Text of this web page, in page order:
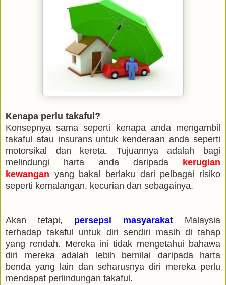
Kenapa perlu takaful?
Konsepnya sama seperti kenapa anda mengambil
takaful atau insurans untuk kenderaan anda seperti
motorsikal dan kereta. Tujuannya adalah bagi
melindungi harta anda daripada kerugian
kewangan yang bakal berlaku dari pelbagai risiko
seperti kemalangan, kecurian dan sebagainya.
Akan tetapi, persepsi masyarakat Malaysia
terhadap takaful untuk diri sendiri masih di tahap
yang rendah. Mereka ini tidak mengetahui bahawa
diri mereka adalah lebih bernilai daripada harta
benda yang lain dan seharusnya diri mereka perlu
mendapat perlindungan takaful.